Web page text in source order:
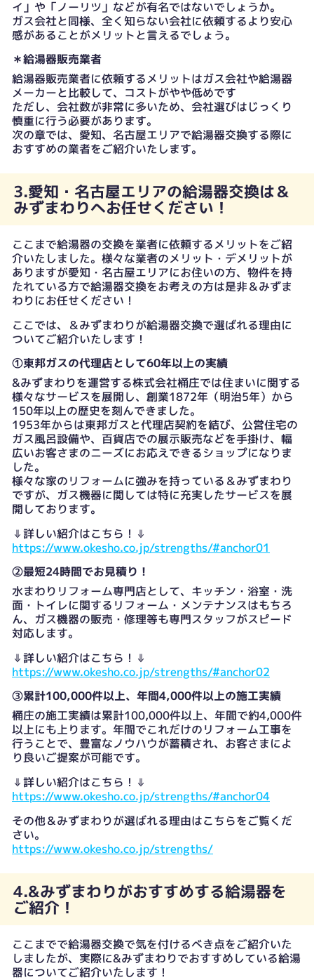
イ」や「ノーリツ」などが有名ではないでしょうか。
ガス会社と同様、全く知らない会社に依頼するより安心
感があることがメリットと言えるでしょう。
＊給湯器販売業者
給湯器販売業者に依頼するメリットはガス会社や給湯器
メーカーと比較して、コストがやや低めです
ただし、会社数が非常に多いため、会社選びはじっくり
慎重に行う必要があります。
次の章では、愛知、名古屋エリアで給湯器交換する際に
おすすめの業者をご紹介いたします。
3.愛知・名古屋エリアの給湯器交換は＆
みずまわりへお任せください！
ここまで給湯器の交換を業者に依頼するメリットをご紹
介いたしました。様々な業者のメリット・デメリットが
ありますが愛知・名古屋エリアにお住いの方、物件を持
たれている方で給湯器交換をお考えの方は是非＆みずま
わりにお任せください！
ここでは、＆みずまわりが給湯器交換で選ばれる理由に
ついてご紹介いたします！
①東邦ガスの代理店として60年以上の実績
&みずまわりを運営する株式会社桶庄では住まいに関する
様々なサービスを展開し、創業1872年（明治5年）から
150年以上の歴史を刻んできました。
1953年からは東邦ガスと代理店契約を結び、公営住宅の
ガス風呂設備や、百貨店での展示販売などを手掛け、幅
広いお客さまのニーズにお応えできるショップになりま
した。
様々な家のリフォームに強みを持っている＆みずまわり
ですが、ガス機器に関しては特に充実したサービスを展
開しております。
⇓詳しい紹介はこちら！⇓
https://www.okesho.co.jp/strengths/#anchor01
②最短24時間でお見積り！
水まわりリフォーム専門店として、キッチン・浴室・洗
面・トイレに関するリフォーム・メンテナンスはもちろ
ん、ガス機器の販売・修理等も専門スタッフがスピード
対応します。
⇓詳しい紹介はこちら！⇓
https://www.okesho.co.jp/strengths/#anchor02
③累計100,000件以上、年間4,000件以上の施工実績
桶庄の施工実績は累計100,000件以上、年間で約4,000件
以上にも上ります。年間でこれだけのリフォーム工事を
行うことで、豊富なノウハウが蓄積され、お客さまによ
り良いご提案が可能です。
⇓詳しい紹介はこちら！⇓
https://www.okesho.co.jp/strengths/#anchor04
その他＆みずまわりが選ばれる理由はこちらをご覧くだ
さい。
https://www.okesho.co.jp/strengths/
4.&みずまわりがおすすめする給湯器を
ご紹介！
ここまでで給湯器交換で気を付けるべき点をご紹介いた
しましたが、実際に&みずまわりでおすすめしている給湯
器についてご紹介いたします！